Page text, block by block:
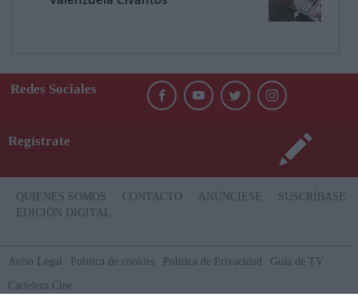
Redes Sociales
Regístrate
QUIÉNES SOMOS CONTACTO ANÚNCIESE
SUSCRÍBASE
EDICIÓN DIGITAL
Aviso Legal Politica de cookies Política de Privacidad
Guía de TV
Cartelera Cine